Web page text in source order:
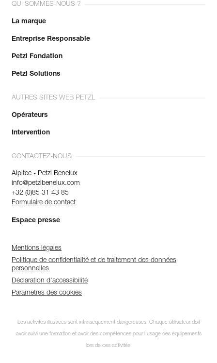
QUI SOMMES-NOUS ?
La marque
Entreprise Responsable
Petzl Fondation
Petzl Solutions
AUTRES SITES WEB PETZL
Opérateurs
Intervention
CONTACTEZ-NOUS
Alpitec - Petzl Benelux
info@petzlbenelux.com
+32 (0)85 31 43 85
Formulaire de contact
Espace presse
Mentions légales
Politique de confidentialité et de traitement des données
personnelles
Déclaration d'accessibilité
Paramètres des cookies
Les activités illustrées sont intrinsèquement dangereuses. Chaque utilisateur doit
avoir suivi une formation et avoir des compétences pour l’usage des équipements
lors de ces activités.